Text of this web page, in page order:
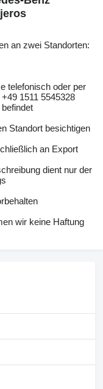
an zwei Standorten:
telefonisch oder per
1511 5545328
Standort besichtigen
an Export
dient nur der
wir keine Haftung